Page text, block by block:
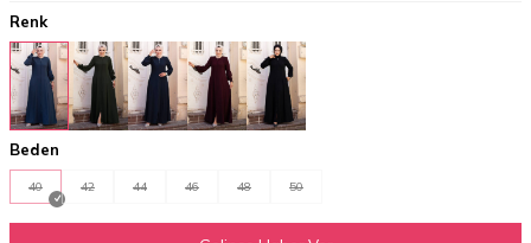
Renk
Beden
40 42 44 46 48 50